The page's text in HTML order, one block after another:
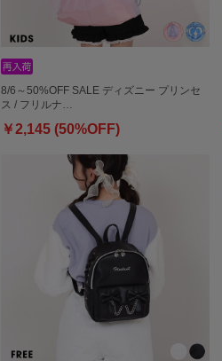
8/6～50%OFF SALE ディズニー プリンセ
ス / フリルナ…
￥2,145 (50%OFF)